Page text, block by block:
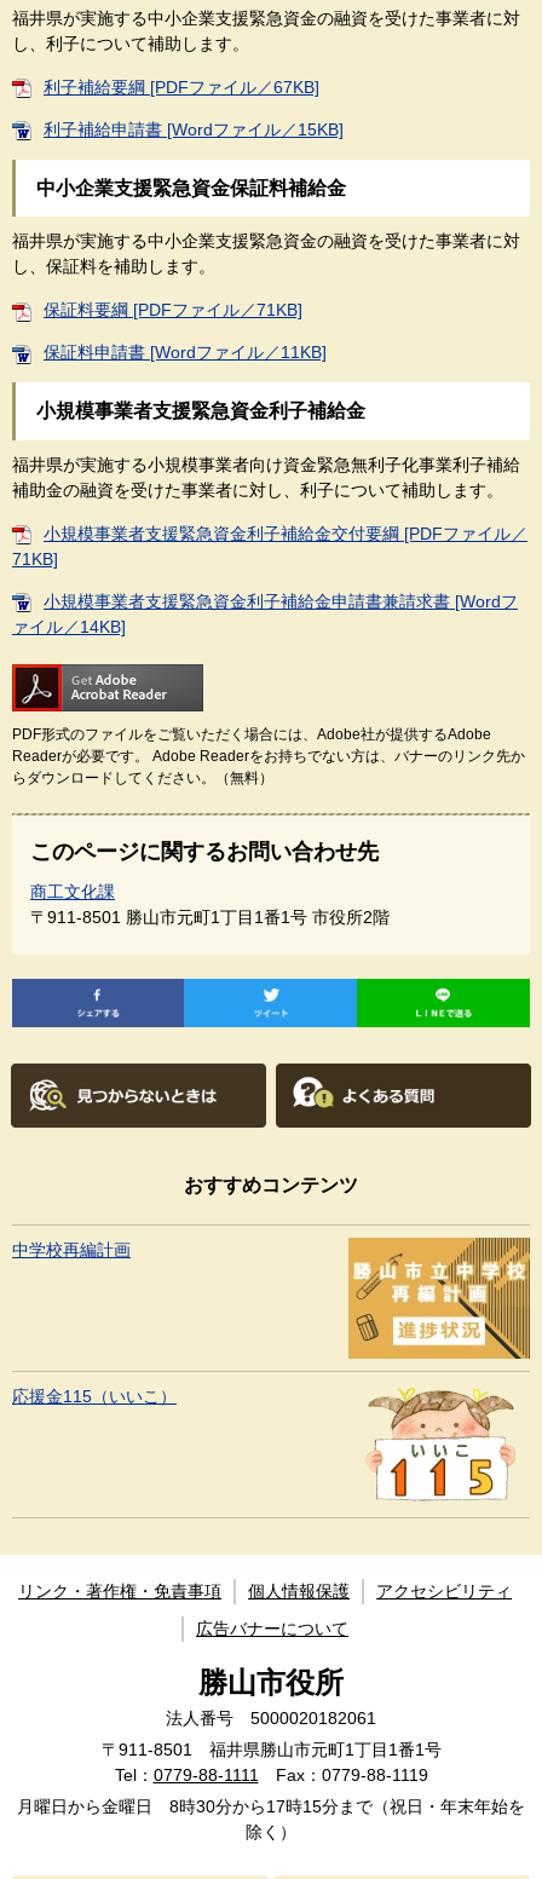
福井県が実施する中小企業支援緊急資金の融資を受けた事業者に対
し、利子について補助します。
利子補給要綱 [PDFファイル／67KB]
利子補給申請書 [Wordファイル／15KB]
中小企業支援緊急資金保証料補給金
福井県が実施する中小企業支援緊急資金の融資を受けた事業者に対
し、保証料を補助します。
保証料要綱 [PDFファイル／71KB]
保証料申請書 [Wordファイル／11KB]
小規模事業者支援緊急資金利子補給金
福井県が実施する小規模事業者向け資金緊急無利子化事業利子補給
補助金の融資を受けた事業者に対し、利子について補助します。
小規模事業者支援緊急資金利子補給金交付要綱 [PDFファイル／
71KB]
小規模事業者支援緊急資金利子補給金申請書兼請求書 [Wordフ
ァイル／14KB]
PDF形式のファイルをご覧いただく場合には、Adobe社が提供するAdobe
Readerが必要です。
Adobe Readerをお持ちでない方は、バナーのリンク先か
らダウンロードしてください。（無料）
このページに関するお問い合わせ先
商工文化課
〒911-8501 勝山市元町1丁目1番1号 市役所2階
おすすめコンテンツ
中学校再編計画
応援金115（いいこ）
リンク・著作権・免責事項 個人情報保護
アクセシビリティ
広告バナーについて
勝山市役所
法人番号 5000020182061
〒911-8501 福井県勝山市元町1丁目1番1号
Tel： 0779-88-1111
Fax：0779-88-1119
月曜日から金曜日 8時30分から17時15分まで（祝日・年末年始を
除く）